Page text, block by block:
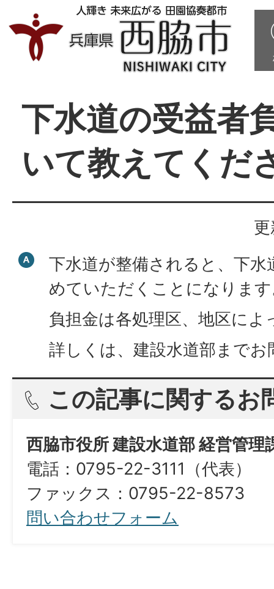
下水道の受益者
いて教えてくだ
下水道が整備されると、下水
めていただくことになりま
負担金は各処理区、地区に
詳しくは、建設水道部まで
この記事に関するお
西脇市役所 建設水道部 経営管理
電話：0795-22-3111（代表）
ファックス：0795-22-8573​​​​​​​
問い合わせフォーム